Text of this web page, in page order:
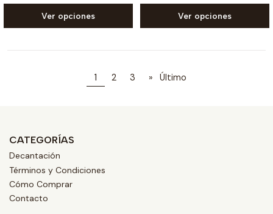
Ver opciones Ver opciones
1 2 3 » Último
CATEGORÍAS
Decantación
Términos y Condiciones
Cómo Comprar
Contacto